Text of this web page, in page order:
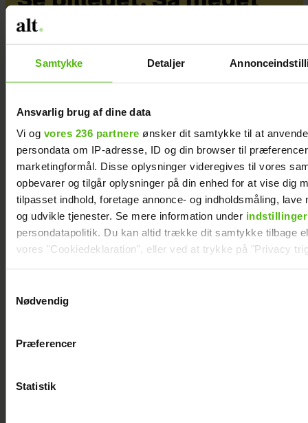
Samtykke Detaljer
Ansvarlig brug af dine data
Vi og vores 236 partnere ønsker dit samtykke til at
persondata om IP-adresse, ID og din browser til
marketingformål. Disse oplysninger videregives til vores
opbevarer og tilgår oplysninger på din enhed for at vise dig
tilpasset indhold, foretage annonce- og indholdsmåling, lave
og udvikle tjenester. Se mere information under indstillinger
persondatapolitik. Du kan altid trække dit samtykke tilbage
vores "Cookiedeklaration", eller ved at trykke på "Privacy
Vi anvender egne cookies og cookies fra tredjeparter til at
generere statistik og huske dine præferencer samt til brug
Nødvendig
Præferencer
Statistik
har Lars Elbæk tabt sig
Mie og Anders nyder hinanden på Smukfest:
Forløseligt og skønt